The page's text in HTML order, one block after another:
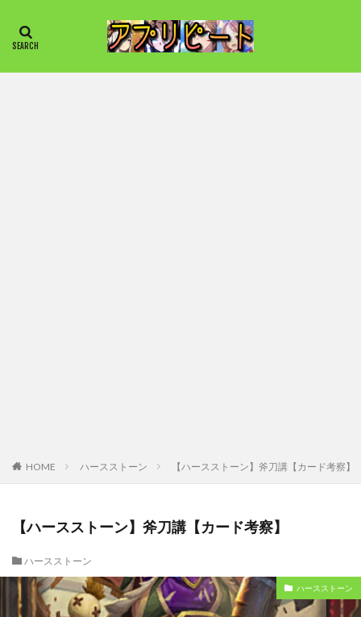
HOME ハースストーン 【ハースストーン】斧刀講【カード考察】
【ハースストーン】斧刀講【カード考察】
ハースストーン
ハースストーン